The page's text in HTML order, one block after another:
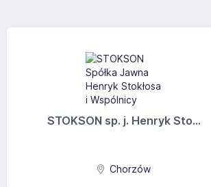
STOKSON sp. j. Henryk Sto...
Chorzów